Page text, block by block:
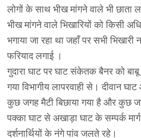
लोगों के साथ भीख मांगने वाले भी छाता
भीख मांगने वाले भिखारियों को किसी
भगाया जा रहा था जहाँ पर सभी
फरियाद लगाई ।
गुदारा घाट पर घाट संकेतक बैनर को बाबू
गया विभागीय लापरवाही से। दीवान
कुछ जगह मैटी बिछाया गया है और कुछ
पक्का घाट से अखाड़ा घाट के सम्पर्क
दर्शनार्थियों के नंगे पांव जलते रहे।